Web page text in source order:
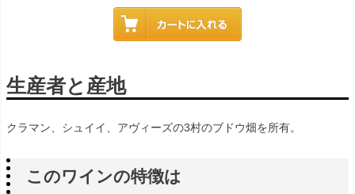
生産者と産地
クラマン、シュイイ、アヴィーズの3村のブドウ畑を所有。
このワインの特徴は